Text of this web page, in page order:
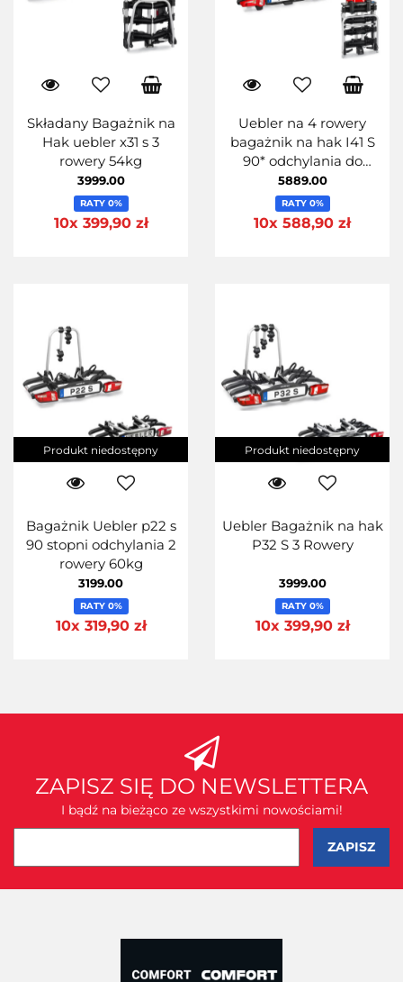
Składany Bagażnik na
Hak uebler x31 s 3
rowery 54kg
3999.00
RATY 0%
10x 399,90 zł
Uebler na 4 rowery
bagażnik na hak I41 S
90* odchylania do
niskich klap
5889.00
RATY 0%
10x 588,90 zł
Produkt niedostępny
Bagażnik Uebler p22 s
90 stopni odchylania 2
rowery 60kg
3199.00
RATY 0%
10x 319,90 zł
Produkt niedostępny
Uebler Bagażnik na hak
P32 S 3 Rowery
3999.00
RATY 0%
10x 399,90 zł
ZAPISZ SIĘ DO NEWSLETTERA
I bądź na bieżąco ze wszystkimi nowościami!